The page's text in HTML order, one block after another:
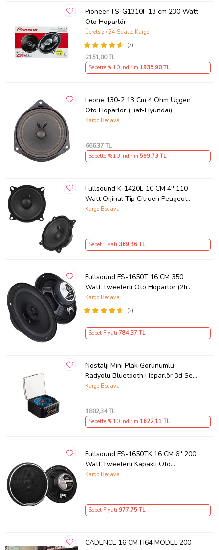
Pioneer TS-G1310F 13 cm 230 Watt
Oto Hoparlör
(7)
Ücretsiz / 24 Saatte Kargo
2151,00 TL
Sepette %10 İndirim 1935,90 TL
Leone 130-2 13 Cm 4 Ohm Üçgen
Oto Hoparlör (Fiat-Hyundai)
Kargo Bedava
666,37 TL
Sepette %10 İndirim 599,73 TL
Fullsound K-1420E 10 CM 4'' 110
Watt Orjinal Tip Citroen Peugeot
Uyumlu Araç Kapı Hoparlörü
Kargo Bedava
Sepet Fiyatı 369,86 TL
Fullsound FS-1650T 16 CM 350
Watt Tweeterlı Oto Hoparlör (2li
Takım)
(2)
Kargo Bedava
Sepet Fiyatı 784,37 TL
Nostalji Mini Plak Görünümlü
Radyolu Bluetooth Hoparlör 3d Ses
Dalgası Retro Müzik Plak Siyah
Kargo Bedava
1802,34 TL
Sepette %10 İndirim 1622,11 TL
Fullsound FS-1650TK 16 CM 6'' 200
Watt Tweeterlı Kapaklı Oto
Hoparlör (2'li Takım)
Kargo Bedava
Sepet Fiyatı 977,75 TL
CADENCE 16 CM H64 MODEL 200